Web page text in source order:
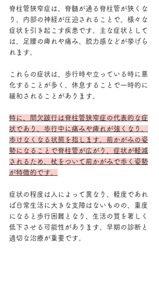
脊柱管狭窄症は、脊髄が通る脊柱管が狭くな
り、内部の神経が圧迫されることで、様々な
症状を引き起こす疾患です。主な症状として
は、足腰の痺れや痛み、脱力感などが挙げら
れます。
これらの症状は、歩行時や立っている時に悪
化することが多く、休息することで一時的に
緩和されることがあります。
特に、間欠跛行は脊柱管狭窄症の代表的な症
状であり、歩行中に痛みや痺れが強くなり、
歩けなくなる状態を指します。前かがみの姿
勢になることで脊柱管が広がり、症状が軽減
されるため、杖をついて前かがみで歩く姿勢
が特徴的です。
症状の程度は人によって異なり、軽度であれ
ば日常生活に大きな支障はないものの、重度
になると歩行困難となり、生活の質を著しく
低下させる可能性があります。早期の診断と
適切な治療が重要です。